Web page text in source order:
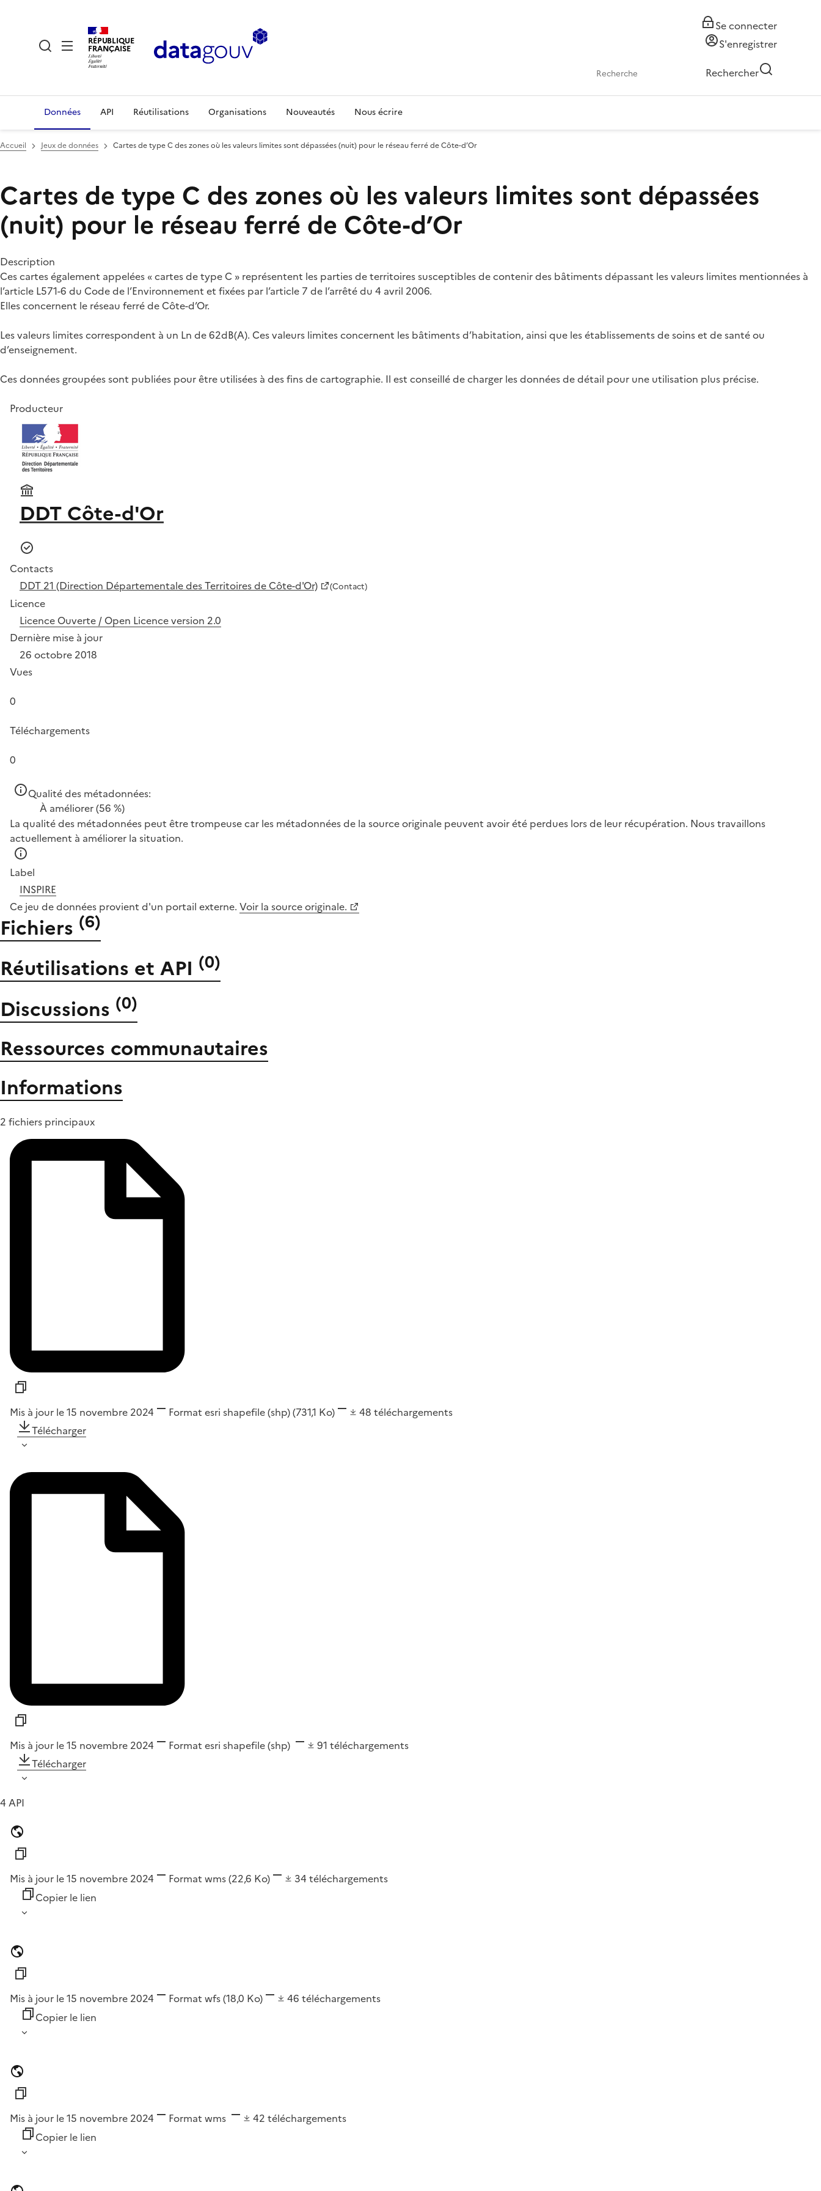
RÉPUBLIQUE
FRANÇAISE
Se connecter
S'enregistrer
Rechercher
Données API Réutilisations Organisations Nouveautés Nous écrire
Accueil Jeux de données Cartes de type C des zones où les valeurs limites sont dépassées (nuit) pour le réseau ferré de Côte-d’Or
Cartes de type C des zones où les valeurs limites sont dépassées
(nuit) pour le réseau ferré de Côte-d’Or
Description
Ces cartes également appelées « cartes de type C » représentent les parties de territoires susceptibles de contenir des bâtiments dépassant les valeurs limites mentionnées à
l’article L571-6 du Code de l’Environnement et fixées par l’article 7 de l’arrêté du 4 avril 2006.
Elles concernent le réseau ferré de Côte-d’Or.
Les valeurs limites correspondent à un Ln de 62dB(A). Ces valeurs limites concernent les bâtiments d’habitation, ainsi que les établissements de soins et de santé ou
d’enseignement.
Ces données groupées sont publiées pour être utilisées à des fins de cartographie. Il est conseillé de charger les données de détail pour une utilisation plus précise.
Producteur
DDT Côte-d'Or
Contacts
DDT 21 (Direction Départementale des Territoires de Côte-d'Or)
(Contact)
Licence
Licence Ouverte / Open Licence version 2.0
Dernière mise à jour
26 octobre 2018
Vues
0
Téléchargements
0
Qualité des métadonnées:
À améliorer(56 %)
La qualité des métadonnées peut être trompeuse car les métadonnées de la source originale peuvent avoir été perdues lors de leur récupération. Nous travaillons
actuellement à améliorer la situation.
Label
INSPIRE
Ce jeu de données provient d'un portail externe. Voir la source originale.
Fichiers (6)
Réutilisations et API (0)
Discussions (0)
Ressources communautaires
Informations
2 fichiers principaux
Mis à jour le 15 novembre 2024 Format esri shapefile (shp)(731,1 Ko) 48 téléchargements
Télécharger
Mis à jour le 15 novembre 2024 Format esri shapefile (shp) 91 téléchargements
Télécharger
4 API
Mis à jour le 15 novembre 2024 Format wms(22,6 Ko) 34 téléchargements
Copier le lien
Mis à jour le 15 novembre 2024 Format wfs(18,0 Ko) 46 téléchargements
Copier le lien
Mis à jour le 15 novembre 2024 Format wms 42 téléchargements
Copier le lien